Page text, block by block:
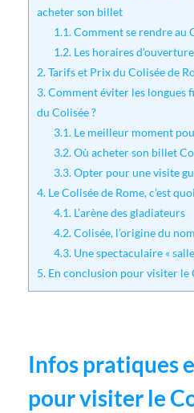
acheter son billet
1.1.Comment se rendre au
1.2. Les horaires
2.Tarifs et Prix du Colisée de
3.Comment éviter les longues
du Colisée ?
3.1. Le meilleur moment
3.2.Où acheter son billet
3.3.Opter pour une visite
4. Le Colisée de Rome, c’est
4.1. L’arène des gladiateurs
4.2.Colisée, l’origine du nom
4.3. Une spectaculaire «
5. En conclusion pour visiter le
Infos pratiques
pour visiter le